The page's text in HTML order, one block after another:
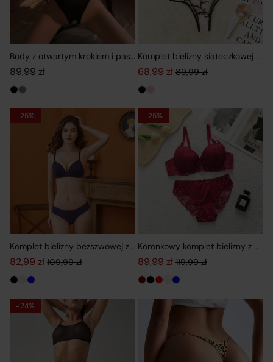
Body z otwartym krokiem i paskami na plecach
89,99 zł
Komplet bielizny siateczkowej z
89,99zł
Pierwotna cena wynosiła:
68,99 zł
Aktualna cena wynosi: 68,99
-25%
Komplet bielizny bezszwowej z gładkim biustonoszem i figami
109,99zł
Pierwotna cena wynosiła: 109,99 zł.
82,99 zł
Aktualna cena wynosi: 82,99 zł.
-25%
Koronkowy komplet bielizny z
119,99zł
Pierwotna cena wynosiła:
89,99 zł
Aktualna cena wynosi: 89,99
-24%